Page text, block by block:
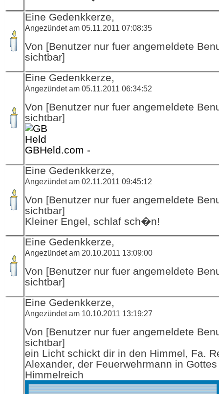
Eine Gedenkkerze,
Angezündet am 05.11.2011 07:08:35
Von [Benutzer nur fuer angemeldete
sichtbar]
Eine Gedenkkerze,
Angezündet am 05.11.2011 06:34:52
Von [Benutzer nur fuer angemeldete
sichtbar]
GBHeld.com -
Eine Gedenkkerze,
Angezündet am 02.11.2011 09:45:12
Von [Benutzer nur fuer angemeldete
sichtbar]
Kleiner Engel, schlaf sch�n!
Eine Gedenkkerze,
Angezündet am 20.10.2011 13:09:00
Von [Benutzer nur fuer angemeldete
sichtbar]
Eine Gedenkkerze,
Angezündet am 10.10.2011 13:19:27
Von [Benutzer nur fuer angemeldete
sichtbar]
ein Licht schickt dir in den Himmel, Fa.
Alexander, der Feuerwehrmann in Gottes
Himmelreich